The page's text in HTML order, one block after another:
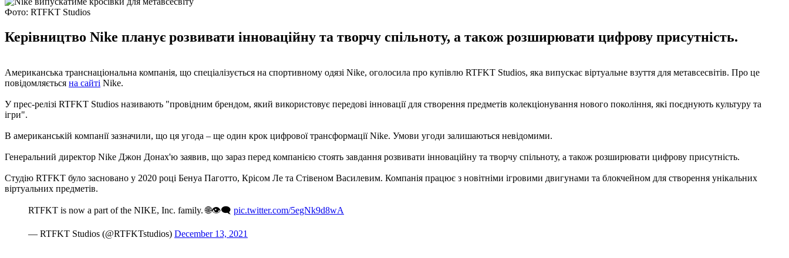
Фото: RTFKT Studios
Керівництво Nike планує розвивати інноваційну та творчу спільноту, а також розширювати цифрову присутність.
Американська транснаціональна компанія, що спеціалізується на спортивному одязі Nike, оголосила про купівлю RTFKT Studios, яка випускає віртуальне взуття для метавсесвітів. Про це
повідомляється на сайті Nike.
У прес-релізі RTFKT Studios називають "провідним брендом, який використовує передові інновації для створення предметів колекціонування нового покоління, які поєднують культуру та
ігри".
В американській компанії зазначили, що ця угода – ще один крок цифрової трансформації Nike. Умови угоди залишаються невідомими.
Генеральний директор Nike Джон Донах'ю заявив, що зараз перед компанією стоять завдання розвивати інноваційну та творчу спільноту, а також розширювати цифрову присутність.
Студію RTFKT було засновано у 2020 році Бенуа Паготто, Крісом Ле та Стівеном Василевим. Компанія працює з новітніми ігровими двигунами та блокчейном для створення унікальних
віртуальних предметів.
RTFKT is now a part of the NIKE, Inc. family. 🌐👁‍🗨 pic.twitter.com/5egNk9d8wA
— RTFKT Studios (@RTFKTstudios) December 13, 2021